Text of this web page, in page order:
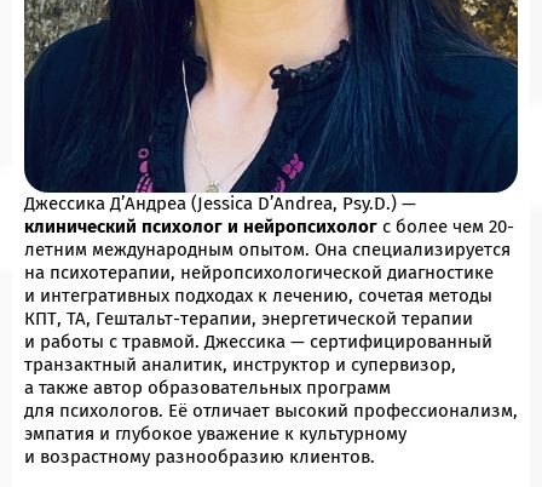
Джессика Д’Андреа (Jessica D’Andrea, Psy.D.) —
клинический психолог и нейропсихолог с более чем 20-
летним международным опытом. Она специализируется
на психотерапии, нейропсихологической диагностике
и интегративных подходах к лечению, сочетая методы
КПТ, ТА, Гештальт-терапии, энергетической терапии
и работы с травмой. Джессика — сертифицированный
транзактный аналитик, инструктор и супервизор,
а также автор образовательных программ
для психологов. Её отличает высокий профессионализм,
эмпатия и глубокое уважение к культурному
и возрастному разнообразию клиентов.